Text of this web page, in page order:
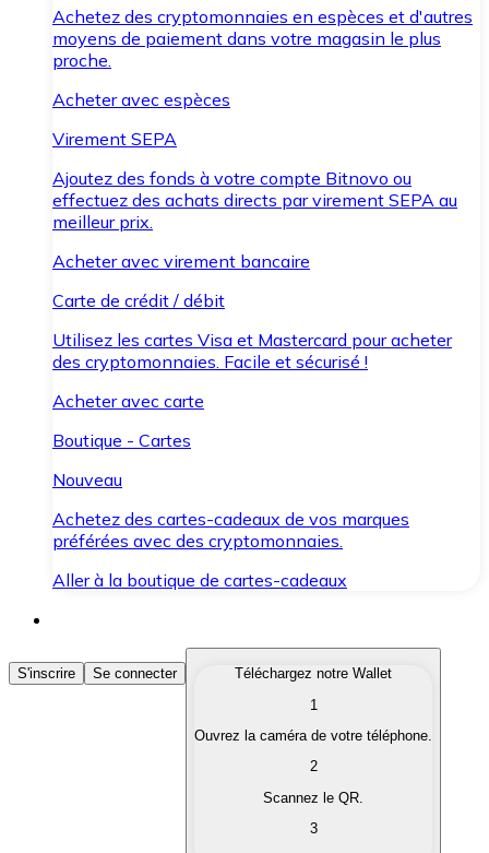
Achetez des cryptomonnaies en espèces et d'autres
moyens de paiement dans votre magasin le plus
proche.
Acheter avec espèces
Virement SEPA
Ajoutez des fonds à votre compte Bitnovo ou
effectuez des achats directs par virement SEPA au
meilleur prix.
Acheter avec virement bancaire
Carte de crédit / débit
Utilisez les cartes Visa et Mastercard pour acheter
des cryptomonnaies. Facile et sécurisé !
Acheter avec carte
Boutique - Cartes
Nouveau
Achetez des cartes-cadeaux de vos marques
préférées avec des cryptomonnaies.
Aller à la boutique de cartes-cadeaux
Acheter des Cryptomonnaies
Achetez les cryptomonnaies qui vous intéressent
Convertissez vos cryptomonnaies en monnaie
S'inscrire Se connecter
Téléchargez notre Wallet
1
Ouvrez la caméra de votre téléphone.
2
Scannez le QR.
3